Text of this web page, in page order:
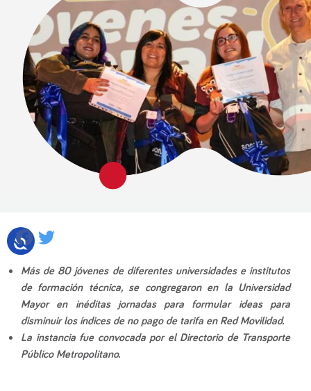
Facebook
Más de 80 jóvenes de diferentes universidades e institutos
de formación técnica, se congregaron en la Universidad
Mayor en inéditas jornadas para formular ideas para
disminuir los índices de no pago de tarifa en Red Movilidad.
La instancia fue convocada por el Directorio de Transporte
Público Metropolitano.